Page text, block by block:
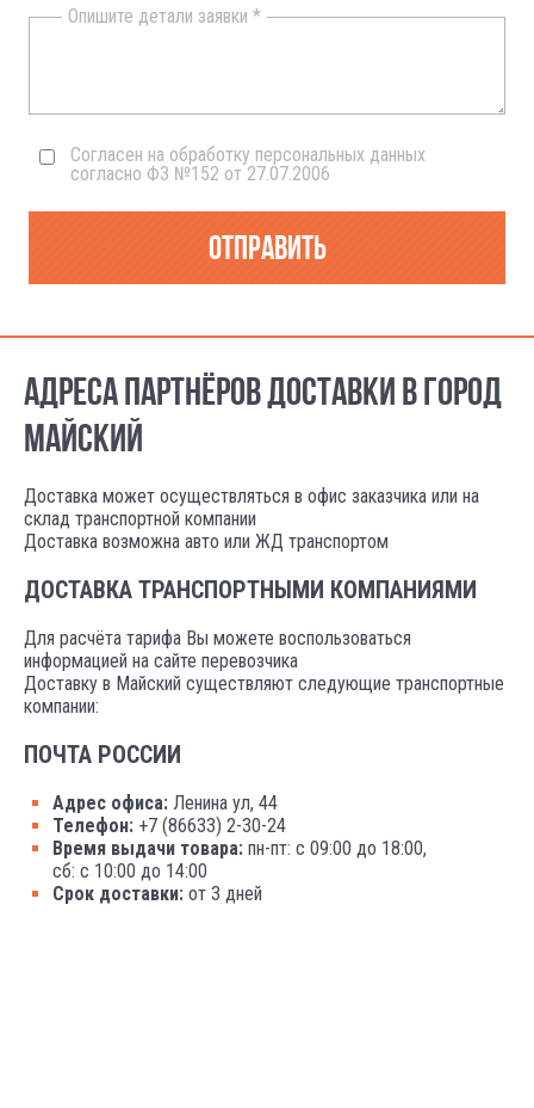
Опишите детали заявки *
Согласен на обработку персональных данных
согласно ФЗ №152 от 27.07.2006
Отправить
АДРЕСА ПАРТНЁРОВ ДОСТАВКИ В ГОРОД
МАЙСКИЙ
Доставка может осуществляться в офис заказчика или на
склад транспортной компании
Доставка возможна авто или ЖД транспортом
ДОСТАВКА ТРАНСПОРТНЫМИ КОМПАНИЯМИ
Для расчёта тарифа Вы можете воспользоваться
информацией на сайте перевозчика
Доставку в Майский существляют следующие транспортные
компании:
ПОЧТА РОССИИ
Адрес офиса: Ленина ул, 44
Телефон: +7 (86633) 2-30-24
Время выдачи товара: пн-пт: с 09:00 до 18:00,
сб: с 10:00 до 14:00
Срок доставки: от 3 дней